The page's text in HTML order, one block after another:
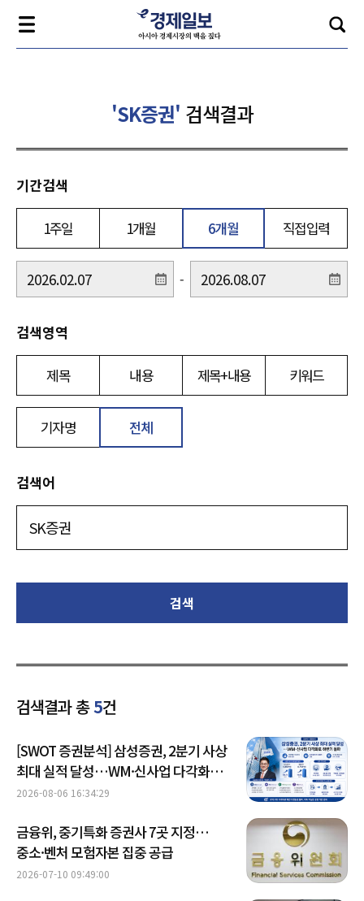
'SK증권' 검색결과
기간검색
1주일 1개월 6개월 직접입력
-
검색영역
제목 내용 제목+내용 키워드
기자명 전체
검색어
검색
검색결과 총5건
[SWOT 증권분석] 삼성증권, 2분기 사상
최대 실적 달성…WM·신사업 다각화로
하반기 돌파
2026-08-06 16:34:29
금융위, 중기특화 증권사 7곳 지정…
중소·벤처 모험자본 집중 공급
2026-07-10 09:49:00